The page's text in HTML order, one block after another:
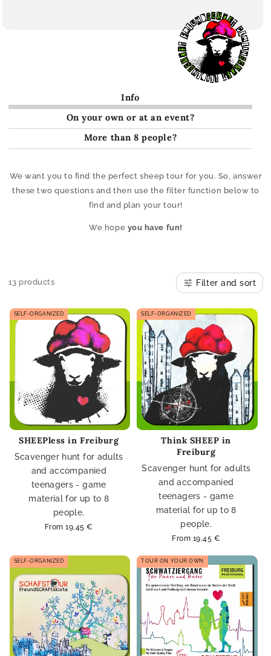
Info
On your own or at an event?
More than 8 people?
We want you to find the perfect sheep tour for you. So, answer
these two questions and then use the filter function below to
find and plan your tour!
We hope you have fun!
Filter and sort
13 products
SELF-ORGANIZED
SHEEPless in Freiburg
Scavenger hunt for adults
and accompanied
teenagers - game
material for up to 8
people.
Regular
From 19,45 €
SELF-ORGANIZED
Think SHEEP in
Freiburg
Scavenger hunt for adults
and accompanied
teenagers - game
material for up to 8
people.
Regular
From 19,45 €
SELF-ORGANIZED TOUR ON YOUR OWN